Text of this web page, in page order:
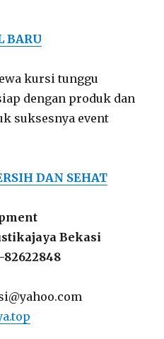
BARU
kursi tunggu
dengan produk dan
suksesnya event
DAN SEHAT
Bekasi
82622848